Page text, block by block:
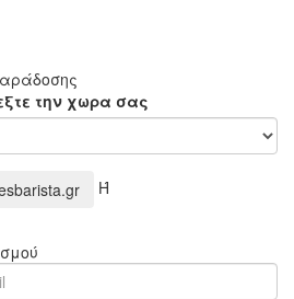
την χωρα σας
Ή